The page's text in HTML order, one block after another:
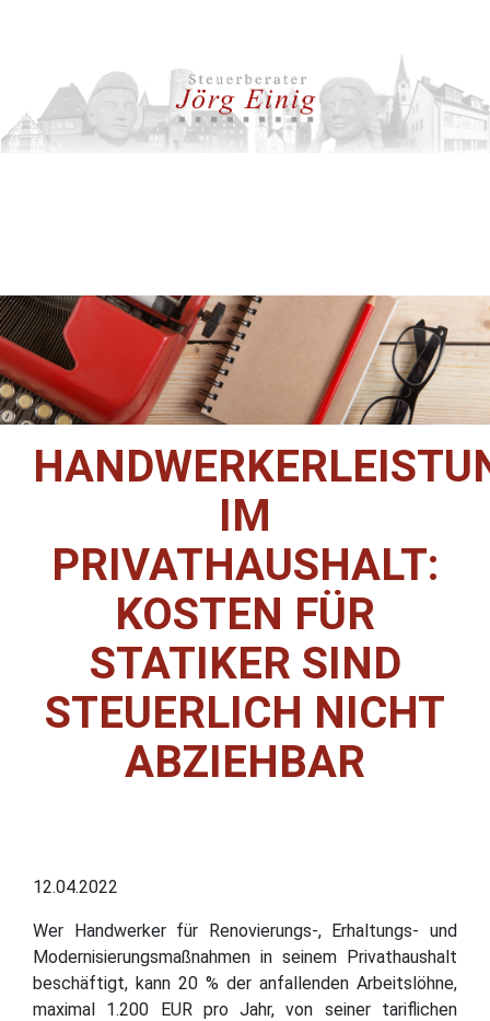
IM
PRIVATHAUSHALT:
KOSTEN FÜR
STATIKER SIND
STEUERLICH NICHT
ABZIEHBAR
12.04.2022
Wer Handwerker für Renovierungs-, Erhaltungs- und
Modernisierungsmaßnahmen in seinem Privathaushalt
beschäftigt, kann 20 % der anfallenden Arbeitslöhne,
maximal 1.200 EUR pro Jahr, von seiner tariflichen